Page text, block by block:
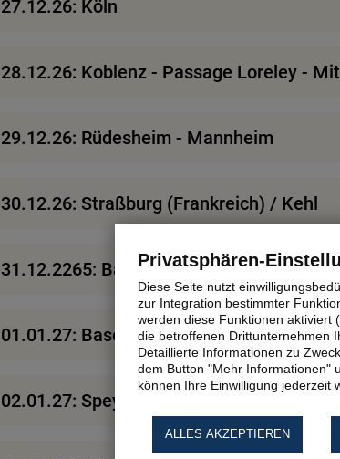
27.12.26: Köln
28.12.26: Koblenz - Passage Loreley -
29.12.26: Rüdesheim - Mannheim
30.12.26: Straßburg (Frankreich) / Kehl
31.12.2265: Basel / Schweiz - SILVESTER
01.01.27: Basel / Schweiz
02.01.27: Speyer - Mainz
Privatsphären-
Diese Seite nutzt
zur Integration bestimmter
werden diese Funktionen aktiviert
die betroffenen Drittunternehmen
Detaillierte Informationen zu
dem Button "Mehr Informationen"
können Ihre Einwilligung jederzeit
ALLES AKZEPTIEREN